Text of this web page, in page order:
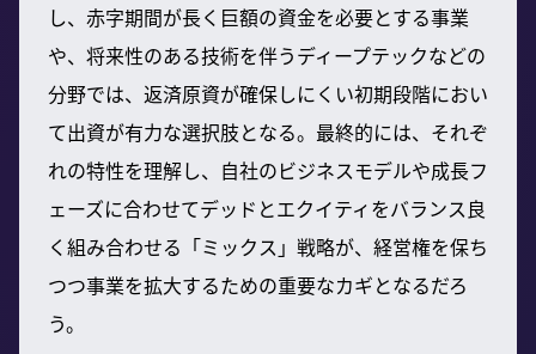
し、赤字期間が長く巨額の資金を必要とする事業
や、将来性のある技術を伴うディープテックなどの
分野では、返済原資が確保しにくい初期段階におい
て出資が有力な選択肢となる。最終的には、それぞ
れの特性を理解し、自社のビジネスモデルや成長フ
ェーズに合わせてデッドとエクイティをバランス良
く組み合わせる「ミックス」戦略が、経営権を保ち
つつ事業を拡大するための重要なカギとなるだろ
う。